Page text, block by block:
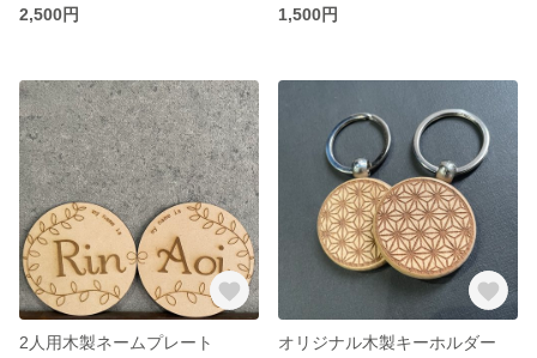
2,500円
1,500円
2人用木製ネームプレート
オリジナル木製キーホルダー